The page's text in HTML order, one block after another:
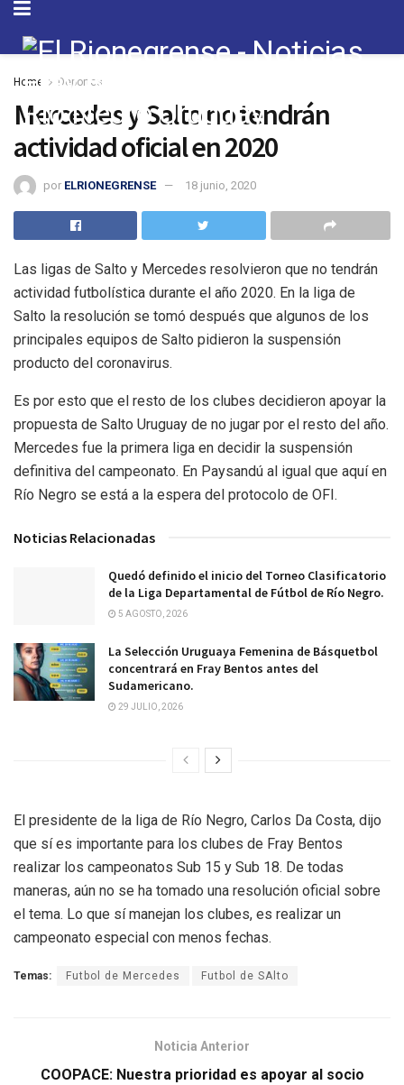
Home Deportes
Mercedes y Salto no tendrán
actividad oficial en 2020
por ELRIONEGRENSE 18 junio, 2020
Las ligas de Salto y Mercedes resolvieron que no tendrán
actividad futbolística durante el año 2020. En la liga de
Salto la resolución se tomó después que algunos de los
principales equipos de Salto pidieron la suspensión
producto del coronavirus.
Es por esto que el resto de los clubes decidieron apoyar la
propuesta de Salto Uruguay de no jugar por el resto del año.
Mercedes fue la primera liga en decidir la suspensión
definitiva del campeonato. En Paysandú al igual que aquí en
Río Negro se está a la espera del protocolo de OFI.
Noticias Relacionadas
Quedó definido el inicio del Torneo Clasificatorio
de la Liga Departamental de Fútbol de Río Negro.
5 AGOSTO, 2026
La Selección Uruguaya Femenina de Básquetbol
concentrará en Fray Bentos antes del
Sudamericano.
29 JULIO, 2026
El presidente de la liga de Río Negro, Carlos Da Costa, dijo
que sí es importante para los clubes de Fray Bentos
realizar los campeonatos Sub 15 y Sub 18. De todas
maneras, aún no se ha tomado una resolución oficial sobre
el tema. Lo que sí manejan los clubes, es realizar un
campeonato especial con menos fechas.
Temas: Futbol de Mercedes Futbol de SAlto
Noticia Anterior
COOPACE: Nuestra prioridad es apoyar al socio